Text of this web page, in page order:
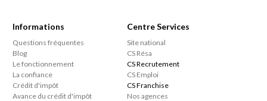
Informations
Questions fréquentes
Blog
Le fonctionnement
La confiance
Crédit d'impôt
Avance du crédit d'impôt
Centre Services
Site national
CS Résa
CS Recrutement
CS Emploi
CS Franchise
Nos agences